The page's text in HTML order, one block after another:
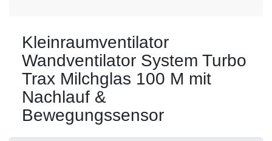
Kleinraumventilator
Wandventilator System Turbo
Trax Milchglas 100 M mit
Nachlauf &
Bewegungssensor